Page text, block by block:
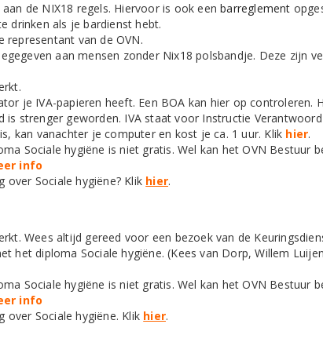
de NIX18 regels. Hiervoor is ook eenbarreglement
drinken als je bardienst hebt.
representant van de OVN.
aan mensen zonder Nix18 polsbandje. Deze zijn
je IVA-papieren heeft. Een BOA kan hier op controleren.
is strenger geworden. IVA staat voor Instructie
kan vanachter je computer en kost je ca. 1 uur. Klik hier.
Sociale hygiëne is niet gratis. Wel kan het OVN Bestuur
info
over Sociale hygiëne? Klik hier.
Wees altijd gereed voor een bezoek van de
het diploma Sociale hygiëne. (Kees van Dorp, Willem
Sociale hygiëne is niet gratis. Wel kan het OVN Bestuur
info
over Sociale hygiëne. Klik hier.